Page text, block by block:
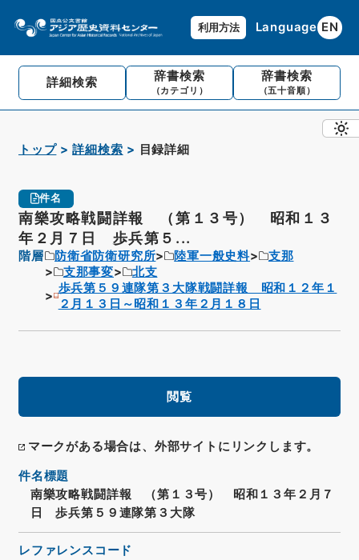
利用方法 Language EN
詳細検索 辞書検索
（カテゴリ）
辞書検索
（五十音順）
トップ 詳細検索 目録詳細
件名
南樂攻略戦闘詳報 （第１３号） 昭和１３
年２月７日 歩兵第５...
階層 防衛省防衛研究所 陸軍一般史料
支那
支那事変
北支
歩兵第５９連隊第３大隊戦闘詳報 昭和１２年１
２月１３日～昭和１３年２月１８日
閲覧
マークがある場合は、外部サイトにリンクします。
件名標題
南樂攻略戦闘詳報 （第１３号） 昭和１３年２月７
日 歩兵第５９連隊第３大隊
レファレンスコード